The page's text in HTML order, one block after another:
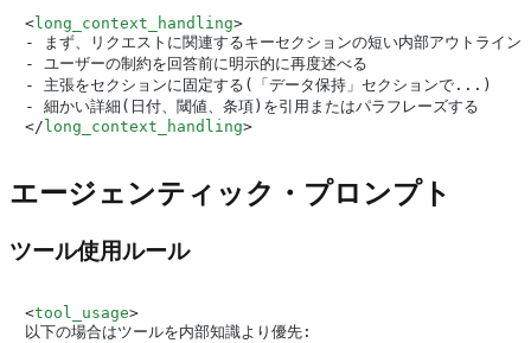
<long_context_handling>
- まず、リクエストに関連するキーセクションの短い内部アウトライン
- ユーザーの制約を回答前に明示的に再度述べる
- 主張をセクションに固定する(「データ保持」セクションで...)
</ long_context_handling>
エージェンティック・プロンプト
ツール使用ルール
<tool_usage>
以下の場合はツールを内部知識より優先: